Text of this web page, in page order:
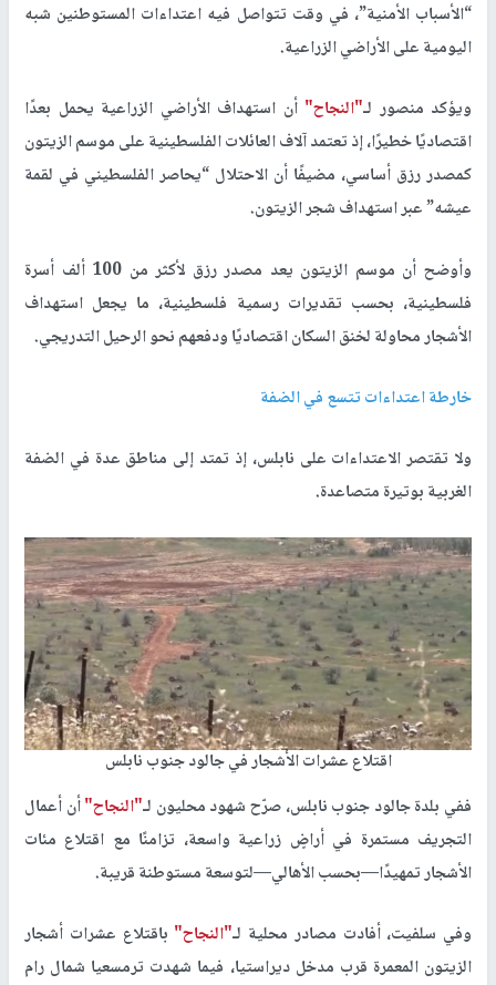
“الأسباب الأمنية”، في وقت تتواصل فيه اعتداءات المستوطنين شبه
اليومية على الأراضي الزراعية.
ويؤكد منصور لـ"النجاح" أن استهداف الأراضي الزراعية يحمل بعدًا
اقتصاديًا خطيرًا، إذ تعتمد آلاف العائلات الفلسطينية على موسم الزيتون
كمصدر رزق أساسي، مضيفًا أن الاحتلال “يحاصر الفلسطيني في لقمة
عيشه” عبر استهداف شجر الزيتون.
وأوضح أن موسم الزيتون يعد مصدر رزق لأكثر من 100 ألف أسرة
فلسطينية، بحسب تقديرات رسمية فلسطينية، ما يجعل استهداف
الأشجار محاولة لخنق السكان اقتصاديًا ودفعهم نحو الرحيل التدريجي.
خارطة اعتداءات تتسع في الضفة
ولا تقتصر الاعتداءات على نابلس، إذ تمتد إلى مناطق عدة في الضفة
الغربية بوتيرة متصاعدة.
اقتلاع عشرات الأشجار في جالود جنوب نابلس
ففي بلدة جالود جنوب نابلس، صرّح شهود محليون لـ"النجاح"أن أعمال
التجريف مستمرة في أراضٍ زراعية واسعة، تزامنًا مع اقتلاع مئات
الأشجار تمهيدًا—بحسب الأهالي—لتوسعة مستوطنة قريبة.
وفي سلفيت، أفادت مصادر محلية لـ"النجاح" باقتلاع عشرات أشجار
الزيتون المعمرة قرب مدخل ديراستيا، فيما شهدت ترمسعيا شمال رام